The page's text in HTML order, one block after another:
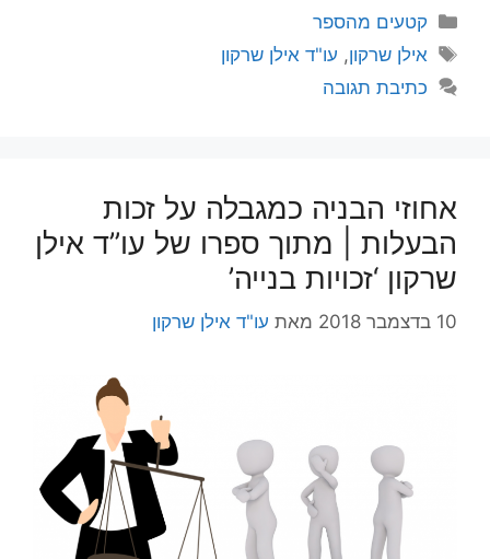
קטגוריות
קטעים מהספר
תגיות
אילן שרקון, עו"ד אילן שרקון
כתיבת תגובה
אחוזי הבניה כמגבלה על זכות
הבעלות | מתוך ספרו של עו”ד אילן
שרקון ‘זכויות בנייה’
10 בדצמבר 2018 מאת עו"ד אילן שרקון